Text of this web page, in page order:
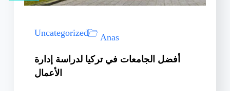
Anas
Uncategorized
أفضل الجامعات في تركيا لدراسة إدارة
الأعمال